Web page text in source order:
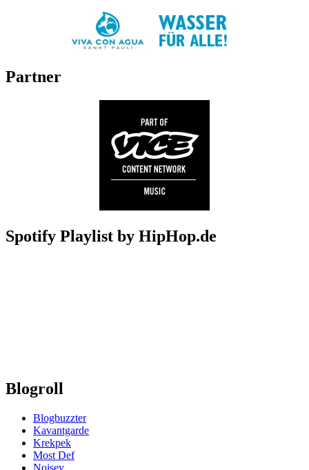
Partner
Spotify Playlist by HipHop.de
Blogroll
Blogbuzzter
Kavantgarde
Krekpek
Most Def
Noisey